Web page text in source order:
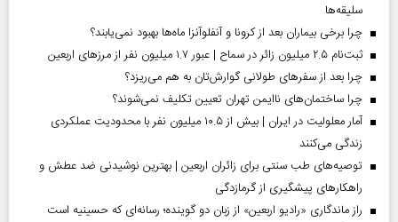
سلیقه‌ها
چرا برخی بیماران بعد از کرونا و آنفلوآنزا ماه‌ها بهبود نمی‌یابند؟
ثبت‌نام ۲.۵ میلیون زائر در سماح | عبور ۱.۷ میلیون نفر از مرز‌های اربعین
چرا بعد از سفرهای طولانی گوارش‌تان به هم می‌ریزد؟
چرا ساختمان‌های ناایمن تهران تعیین تکلیف نمی‌شوند؟
آمار معلولیت در ایران | بیش از ۱۰.۵ میلیون نفر با محدودیت عملکردی
زندگی می‌کنند
توصیه‌های طب سنتی برای زائران اربعین | بهترین نوشیدنی ضد عطش و
راهکارهای پیشگیری از گرمازدگی
راز ماندگاری «رادیو اربعین» از زبان دو گوینده؛ رسانه‌ای که حسینیه است